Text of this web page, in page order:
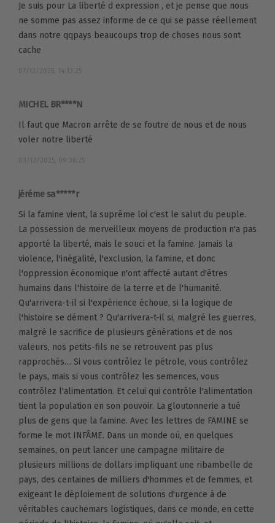
Je suis pour La liberté d expression , et je pense que nous
ne somme pas assez informe de ce qui se passe réellement
dans notre qqpays beaucoups trop de choses nous sont
cache
07/12/2025, 14:13:25
MICHEL BR****N
Il faut que Macron arrête de se foutre de nous et de nous
voler notre liberté
03/12/2025, 09:36:25
jéréme sa*****r
Si la famine vient, la suprême loi c'est le salut du peuple.
La possession de merveilleux moyens de production n'a pas
apporté la liberté, mais le souci et la famine. Jamais la
violence, l'inégalité, l'exclusion, la famine, et donc
l'oppression économique n'ont affecté autant d'êtres
humains dans l'histoire de la terre et de l'humanité.
Qu'arrivera-t-il si l'expérience échoue, si la logique de
l'histoire se dément ? Qu'arrivera-t-il si, malgré les guerres,
malgré le sacrifice de plusieurs générations et de nos
valeurs, nos petits-fils ne se retrouvent pas plus
rapprochés… Si vous contrôlez le pétrole, vous contrôlez
le pays, mais si vous contrôlez les semences, vous
contrôlez l'alimentation. Et celui qui contrôle l'alimentation
tient la population en son pouvoir. La gloutonnerie a tué
plus de gens que la famine. Avec les lettres de FAMINE se
forme le mot INFÂME. Dans un monde où, en quelques
semaines, on peut lancer une campagne militaire de
plusieurs millions de dollars impliquant une ribambelle de
pays, des centaines de milliers d'hommes et de femmes, et
exigeant le déploiement de solutions d'urgence à de
véritables cauchemars logistiques, dans ce monde, en cette